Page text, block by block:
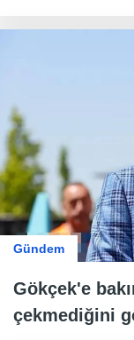
Gündem
Gökçek'e
çekmediğini